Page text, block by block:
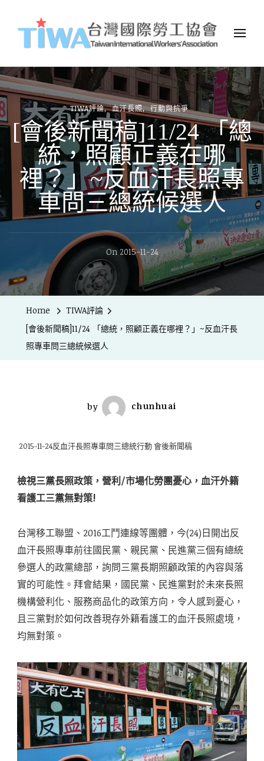
TIWA台灣國際勞工協會
台灣國際勞工協會（Taiwan International Workers
Association，簡稱TIWA），是全台第一個以國際移工為服務對象的
TIWA評論 血汗長照 行動與抗爭
[會後新聞稿]11/24 「總
統，照顧正義在哪
裡？」~反血汗長照專
車問三總統候選人
On2015-11-24
Home
TIWA評論
[會後新聞稿]11/24 「總統，照顧正義在哪裡？」~反血汗長
照專車問三總統候選人
by chunhuai
2015-11-24反血汗長照專車問三總統行動 會後新聞稿
檢視三黨長照政策，營利/市場化勞團憂心，血汗外籍
看護工三黨無對策!
台灣移工聯盟、2016工鬥連線等團體，今(24)日開出反
血汗長照專車前往國民黨、親民黨、民進黨三個有總統
參選人的政黨總部，詢問三黨長期照顧政策的內容與落
實的可能性。拜會結果，國民黨、民進黨對於未來長照
機構營利化、服務商品化的政策方向，令人感到憂心，
且三黨對於如何改善現存外籍看護工的血汗長照處境，
均無對策。